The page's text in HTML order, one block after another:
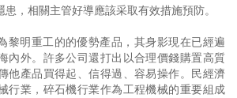
，相關主管好導應該采取有效措施預防。
黎明重工的的優勢產品，其身影現在已經遍
內外。許多公司還打出以合理價錢購置高質
他產品買得起、信得過、容易操作。民經濟
行業，碎石機行業作為工程機械的重要組成